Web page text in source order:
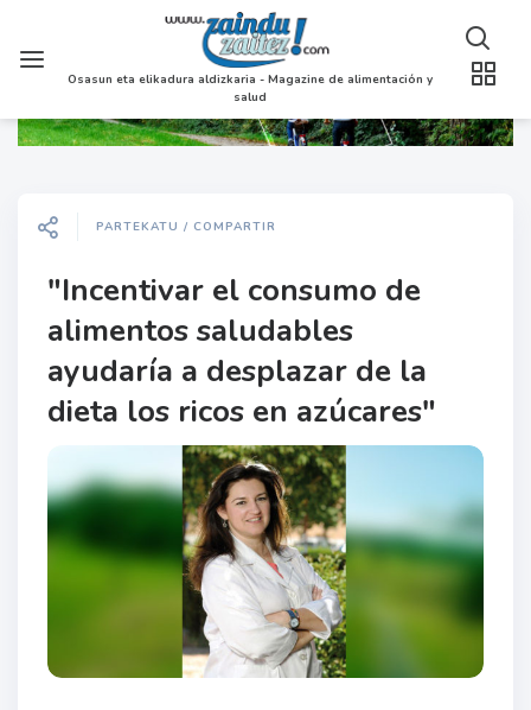
Osasun eta elikadura aldizkaria - Magazine de alimentación y
salud
PARTEKATU / COMPARTIR
"Incentivar el consumo de
alimentos saludables
ayudaría a desplazar de la
dieta los ricos en azúcares"